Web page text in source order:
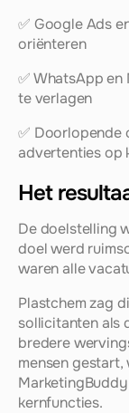
✅ Google Ads
oriënteren
✅ WhatsApp
te verlagen
✅ Doorlopende
advertenties op
Het
De doelstelling
doel werd
waren alle
Plastchem zag
sollicitanten als
bredere
mensen
kernfuncties.